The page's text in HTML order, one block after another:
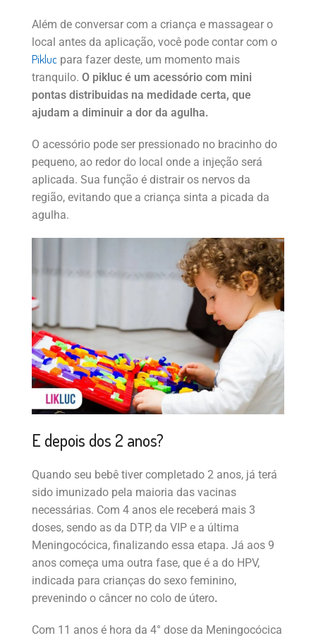
Além de conversar com a criança e massagear o
local antes da aplicação, você pode contar com o
Pikluc para fazer deste, um momento mais
tranquilo. O pikluc é um acessório com mini
pontas distribuidas na medidade certa, que
ajudam a diminuir a dor da agulha.
O acessório pode ser pressionado no bracinho do
pequeno, ao redor do local onde a injeção será
aplicada. Sua função é distrair os nervos da
região, evitando que a criança sinta a picada da
agulha.
E depois dos 2 anos?
Quando seu bebê tiver completado 2 anos, já terá
sido imunizado pela maioria das vacinas
necessárias. Com 4 anos ele receberá mais 3
doses, sendo as da DTP, da VIP e a última
Meningocócica, finalizando essa etapa. Já aos 9
anos começa uma outra fase, que é a do HPV,
indicada para crianças do sexo feminino,
prevenindo o câncer no colo de útero.
Com 11 anos é hora da 4° dose da Meningocócica